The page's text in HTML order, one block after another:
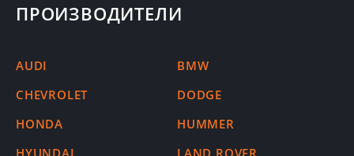
ПРОИЗВОДИТЕЛИ
AUDI
BMW
CHEVROLET
DODGE
HONDA
HUMMER
HYUNDAI
LAND ROVER